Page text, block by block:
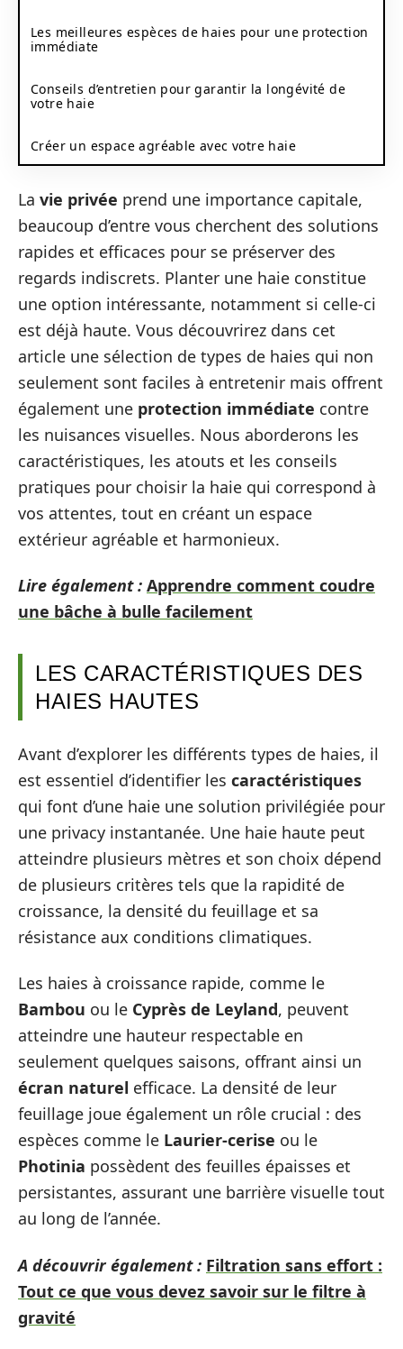
Les meilleures espèces de haies pour une protection
immédiate
Conseils d’entretien pour garantir la longévité de
votre haie
Créer un espace agréable avec votre haie
La vie privée prend une importance capitale,
beaucoup d’entre vous cherchent des solutions
rapides et efficaces pour se préserver des
regards indiscrets. Planter une haie constitue
une option intéressante, notamment si celle-ci
est déjà haute. Vous découvrirez dans cet
article une sélection de types de haies qui non
seulement sont faciles à entretenir mais offrent
également une protection immédiate contre
les nuisances visuelles. Nous aborderons les
caractéristiques, les atouts et les conseils
pratiques pour choisir la haie qui correspond à
vos attentes, tout en créant un espace
extérieur agréable et harmonieux.
Lire également : Apprendre comment coudre
une bâche à bulle facilement
LES CARACTÉRISTIQUES DES
HAIES HAUTES
Avant d’explorer les différents types de haies, il
est essentiel d’identifier les caractéristiques
qui font d’une haie une solution privilégiée pour
une privacy instantanée. Une haie haute peut
atteindre plusieurs mètres et son choix dépend
de plusieurs critères tels que la rapidité de
croissance, la densité du feuillage et sa
résistance aux conditions climatiques.
Les haies à croissance rapide, comme le
Bambou ou le Cyprès de Leyland, peuvent
atteindre une hauteur respectable en
seulement quelques saisons, offrant ainsi un
écran naturel efficace. La densité de leur
feuillage joue également un rôle crucial : des
espèces comme le Laurier-cerise ou le
Photinia possèdent des feuilles épaisses et
persistantes, assurant une barrière visuelle tout
au long de l’année.
A découvrir également : Filtration sans effort :
Tout ce que vous devez savoir sur le filtre à
gravité